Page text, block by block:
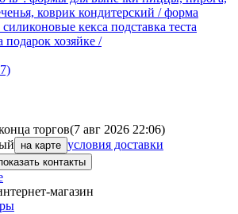
коврик кондитерский / форма
кекса подставка теста
подарок хозяйке /
торгов(7 авг 2026 22:06)
на карте условия доставки
контакты
магазин